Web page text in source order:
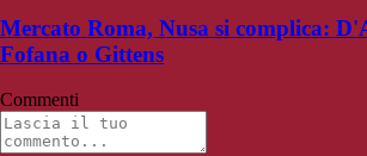
Mercato Roma, Nusa si complica:
Fofana o Gittens
Commenti